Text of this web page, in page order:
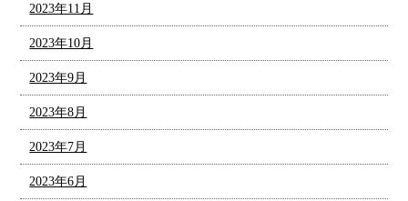
2023年11月
2023年10月
2023年9月
2023年8月
2023年7月
2023年6月